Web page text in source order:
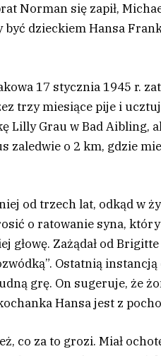
Norman się zapił,
dzieckiem Hansa
17 stycznia 1945 r.
trzy miesiące pije i
Lilly Grau w Bad Aibling,
zaledwie o 2 km, gdzie
od trzech lat, odkąd w
o ratowanie syna,
Zażądał od
Ostatnią
grę. On sugeruje, że
Hansa jest z
co za to grozi. Miał